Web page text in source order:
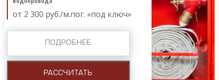
от 2 300 руб./м.пог. «под ключ»
ПОДРОБНЕЕ
РАССЧИТАТЬ